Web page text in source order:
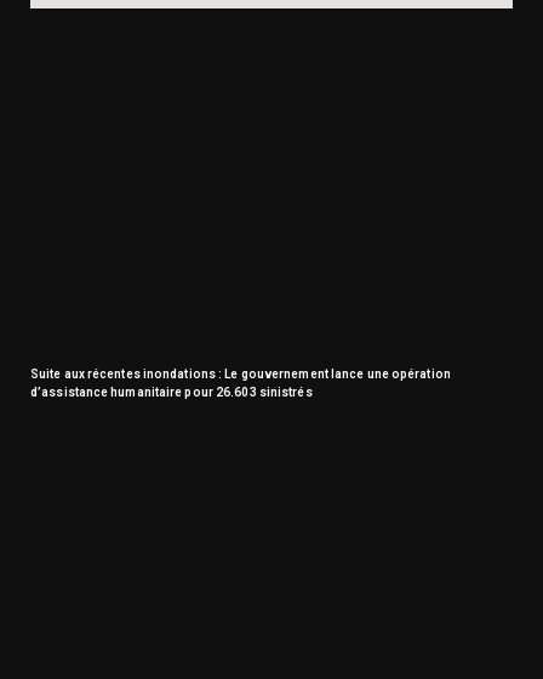
Suite aux récentes inondations : Le gouvernement lance une opération
d’assistance humanitaire pour 26.603 sinistrés